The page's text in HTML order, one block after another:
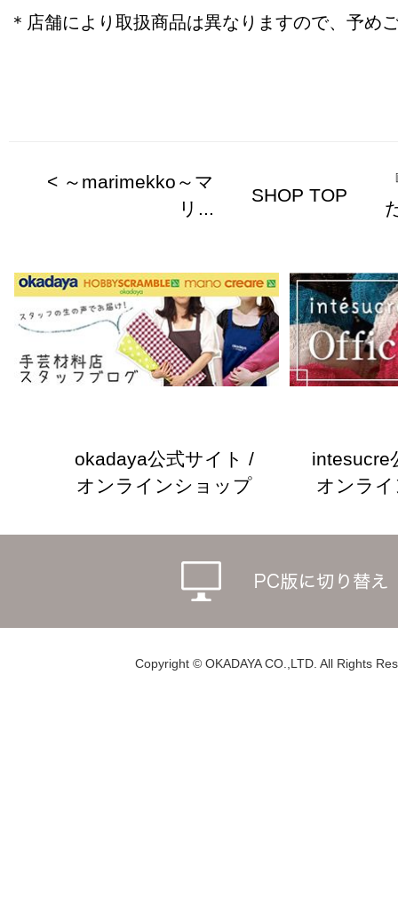
＊店舗により取扱商品は異なりますので、予め
< ～marimekko～マ
リ...
SHOP TOP
okadaya公式サイト /
オンラインショップ
intesucre
オンラ
Copyright © OKADAYA CO.,LTD. All Rights